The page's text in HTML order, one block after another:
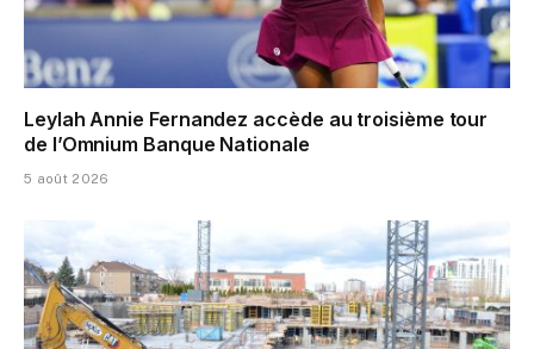
Leylah Annie Fernandez accède au troisième tour
de l’Omnium Banque Nationale
5 août 2026